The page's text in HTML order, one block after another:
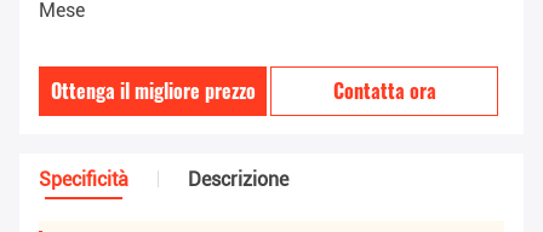
Mese
Ottenga il migliore prezzo Contatta ora
Specificità Descrizione